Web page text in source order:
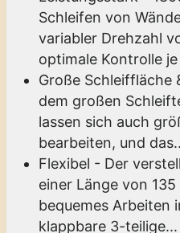
Schleifen von
variabler Drehzahl
optimale Kontrolle
Große Schleiffläche
dem großen
lassen sich auch
bearbeiten, und
Flexibel - Der
einer Länge von
bequemes Arbeiten
klappbare 3-teilige...